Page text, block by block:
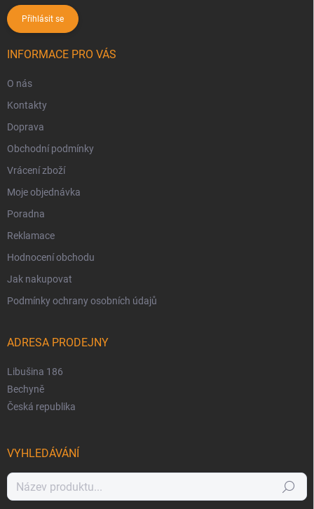
Přihlásit se
INFORMACE PRO VÁS
O nás
Kontakty
Doprava
Obchodní podmínky
Vrácení zboží
Moje objednávka
Poradna
Reklamace
Hodnocení obchodu
Jak nakupovat
Podmínky ochrany osobních údajů
ADRESA PRODEJNY
Libušina 186
Bechyně
Česká republika
VYHLEDÁVÁNÍ
Hledat